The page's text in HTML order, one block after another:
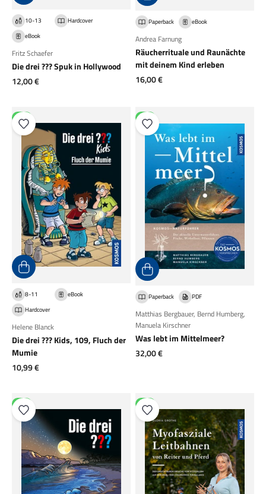
10-13
Hardcover
eBook
Fritz Schaefer
Die drei ??? Spuk in Hollywood
Angebot
12,00 €
Paperback eBook
Andrea Farnung
Räucherrituale und Raunächte
mit deinem Kind erleben
Angebot
16,00 €
NEU
8-11
eBook
Hardcover
Helene Blanck
Die drei ??? Kids, 109, Fluch der
Mumie
Angebot
10,99 €
NEU
Paperback PDF
Matthias Bergbauer, Bernd Humberg,
Manuela Kirschner
Was lebt im Mittelmeer?
Angebot
32,00 €
NEU NEU